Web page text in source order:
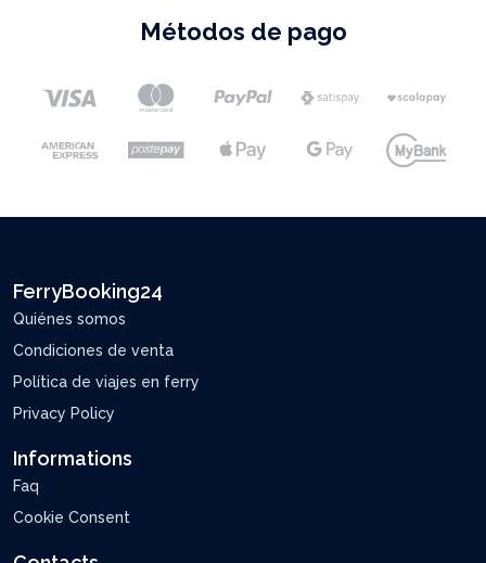
Métodos de pago
FerryBooking24
Quiénes somos
Condiciones de venta
Política de viajes en ferry
Privacy Policy
Informations
Faq
Cookie Consent